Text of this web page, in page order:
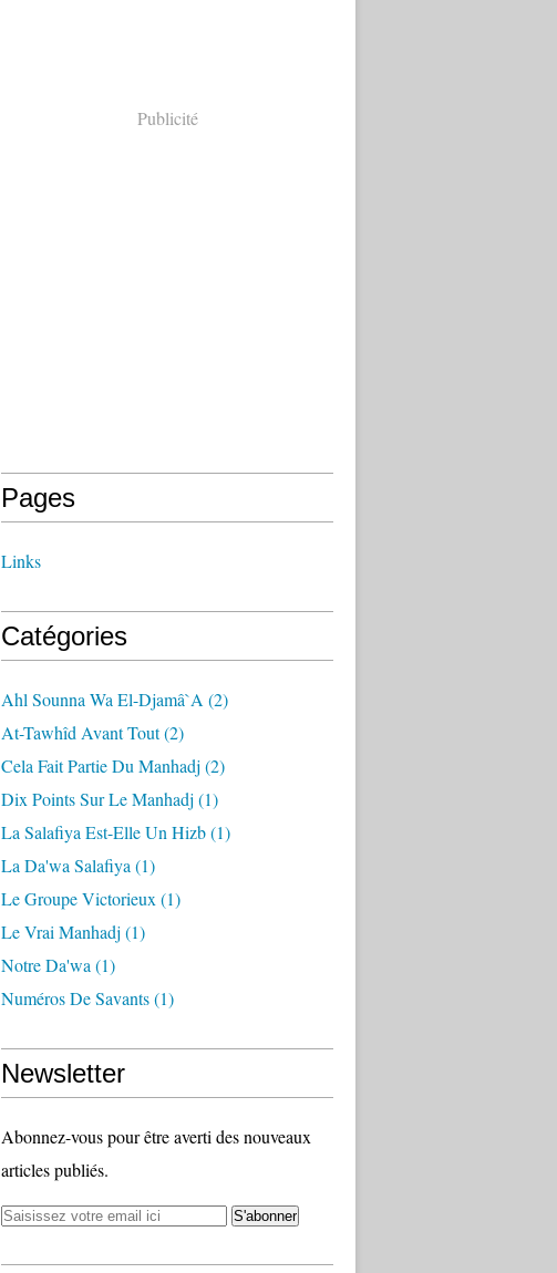
Publicité
Pages
Links
Catégories
Ahl Sounna Wa El-Djamâ`a (2)
At-Tawhîd Avant Tout(2)
Cela Fait Partie Du Manhadj (2)
Dix Points Sur Le Manhadj (1)
La Salafiya Est-Elle Un Hizb(1)
La Da'wa Salafiya (1)
Le Groupe Victorieux (1)
Le Vrai Manhadj (1)
Notre Da'wa (1)
Numéros De Savants(1)
Newsletter
Abonnez-vous pour être averti des nouveaux
articles publiés.